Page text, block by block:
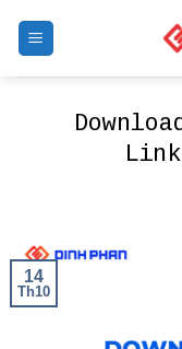
14
Th10